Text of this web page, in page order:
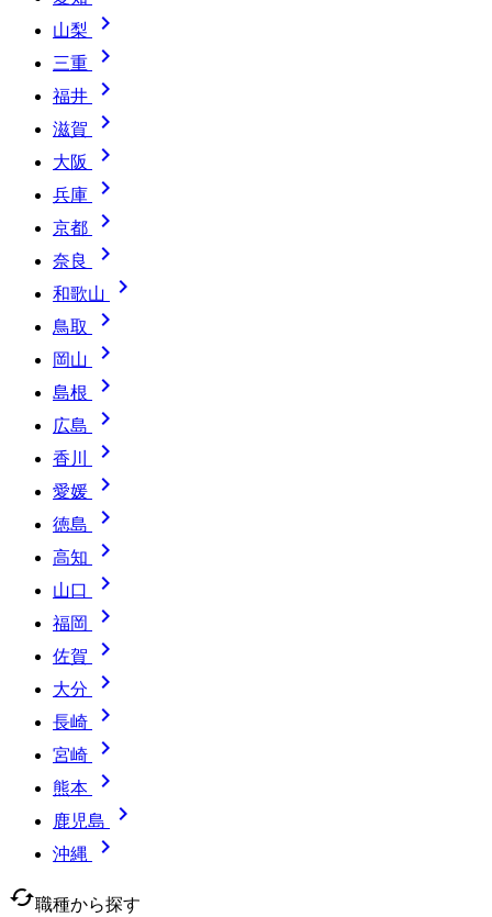
山梨 
三重 
福井 
滋賀 
大阪 
兵庫 
京都 
奈良 
和歌山 
鳥取 
岡山 
島根 
広島 
香川 
愛媛 
徳島 
高知 
山口 
福岡 
佐賀 
大分 
長崎 
宮崎 
熊本 
鹿児島 
沖縄

cached職種から探す